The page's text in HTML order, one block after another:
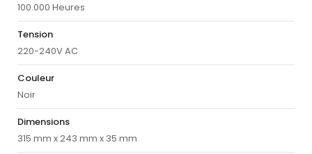
100.000 Heures
Tension
220-240V AC
Couleur
Noir
Dimensions
315 mm x 243 mm x 35 mm